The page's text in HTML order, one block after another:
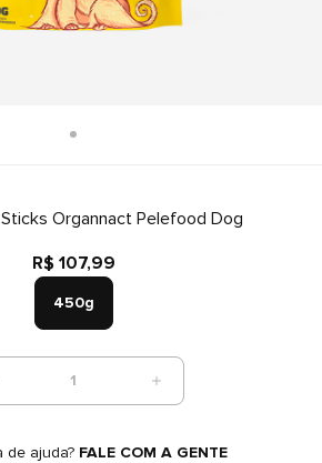
Organnact Pelefood Dog
R$ 107,99
450g
1
de ajuda? FALE COM A GENTE